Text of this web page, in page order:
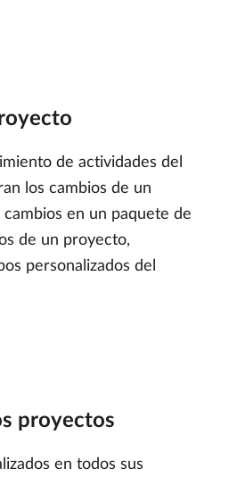
de actividades del
los cambios de un
en un paquete de
de un proyecto,
personalizados del
proyectos
en todos sus